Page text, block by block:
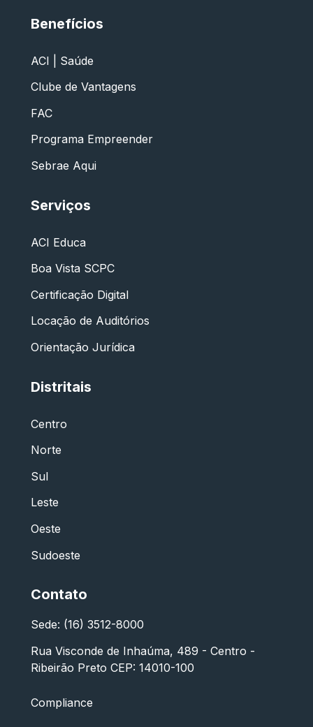
Benefícios
ACI | Saúde
Clube de Vantagens
FAC
Programa Empreender
Sebrae Aqui
Serviços
ACI Educa
Boa Vista SCPC
Certificação Digital
Locação de Auditórios
Orientação Jurídica
Distritais
Centro
Norte
Sul
Leste
Oeste
Sudoeste
Contato
Sede: (16) 3512-8000
Rua Visconde de Inhaúma, 489 - Centro -
Ribeirão Preto CEP: 14010-100
Compliance